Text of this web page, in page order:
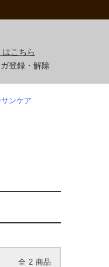
こちら
登録・解除
ンケア
全 2 商品